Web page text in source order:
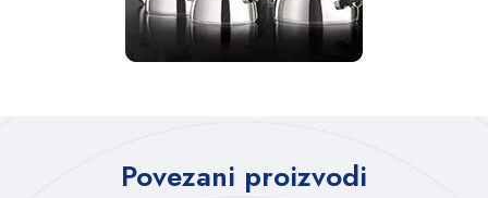
Povezani proizvodi